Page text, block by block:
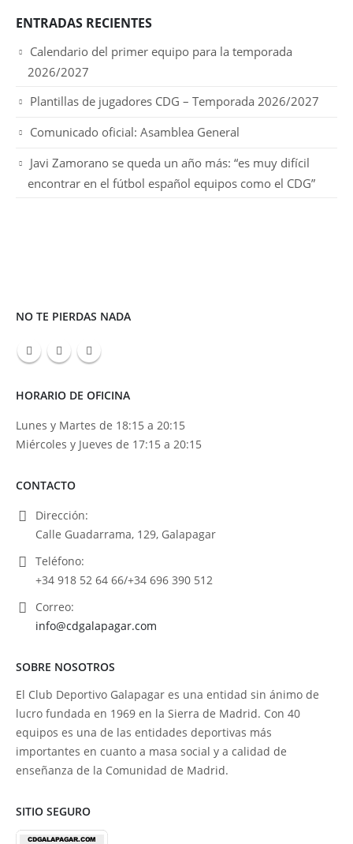
ENTRADAS RECIENTES
Calendario del primer equipo para la temporada
2026/2027
Plantillas de jugadores CDG – Temporada 2026/2027
Comunicado oficial: Asamblea General
Javi Zamorano se queda un año más: “es muy difícil
encontrar en el fútbol español equipos como el CDG”
NO TE PIERDAS NADA
HORARIO DE OFICINA
Lunes y Martes de 18:15 a 20:15
Miércoles y Jueves de 17:15 a 20:15
CONTACTO
Dirección:
Calle Guadarrama, 129, Galapagar
Teléfono:
+34 918 52 64 66/+34 696 390 512
Correo:
info@cdgalapagar.com
SOBRE NOSOTROS
El Club Deportivo Galapagar es una entidad sin ánimo de
lucro fundada en 1969 en la Sierra de Madrid. Con 40
equipos es una de las entidades deportivas más
importantes en cuanto a masa social y a calidad de
enseñanza de la Comunidad de Madrid.
SITIO SEGURO